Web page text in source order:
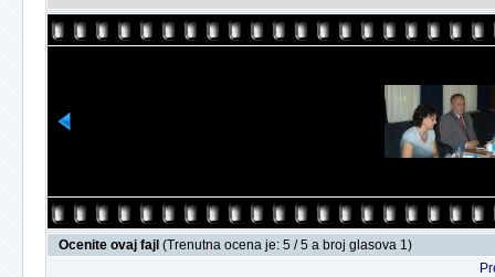
Ocenite ovaj fajl (Trenutna ocena je: 5 / 5 a broj glasova 1)